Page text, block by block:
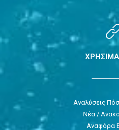
ΧΡΗΣΙΜΑ
Αναλύσεις
Νέα /
Αναφόρα